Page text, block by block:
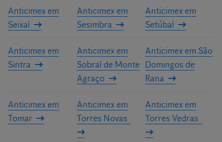
Anticimex em
Seixal
Anticimex em
Sesimbra
Anticimex em
Setúbal
Anticimex em
Sintra
Anticimex em
Sobral de Monte
Agraço
Anticimex em São
Domingos de
Rana
Anticimex em
Tomar
Anticimex em
Torres Novas
Anticimex em
Torres Vedras